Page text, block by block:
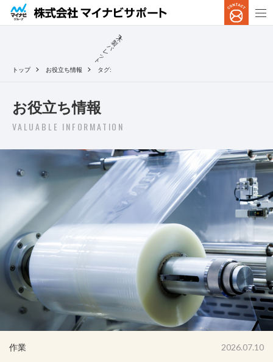
トップ お役立ち情報 タグ:
木
製
パ
レ
ッ
ト
お役立ち情報
VALUABLE INFORMATION
作業 2026.07.10